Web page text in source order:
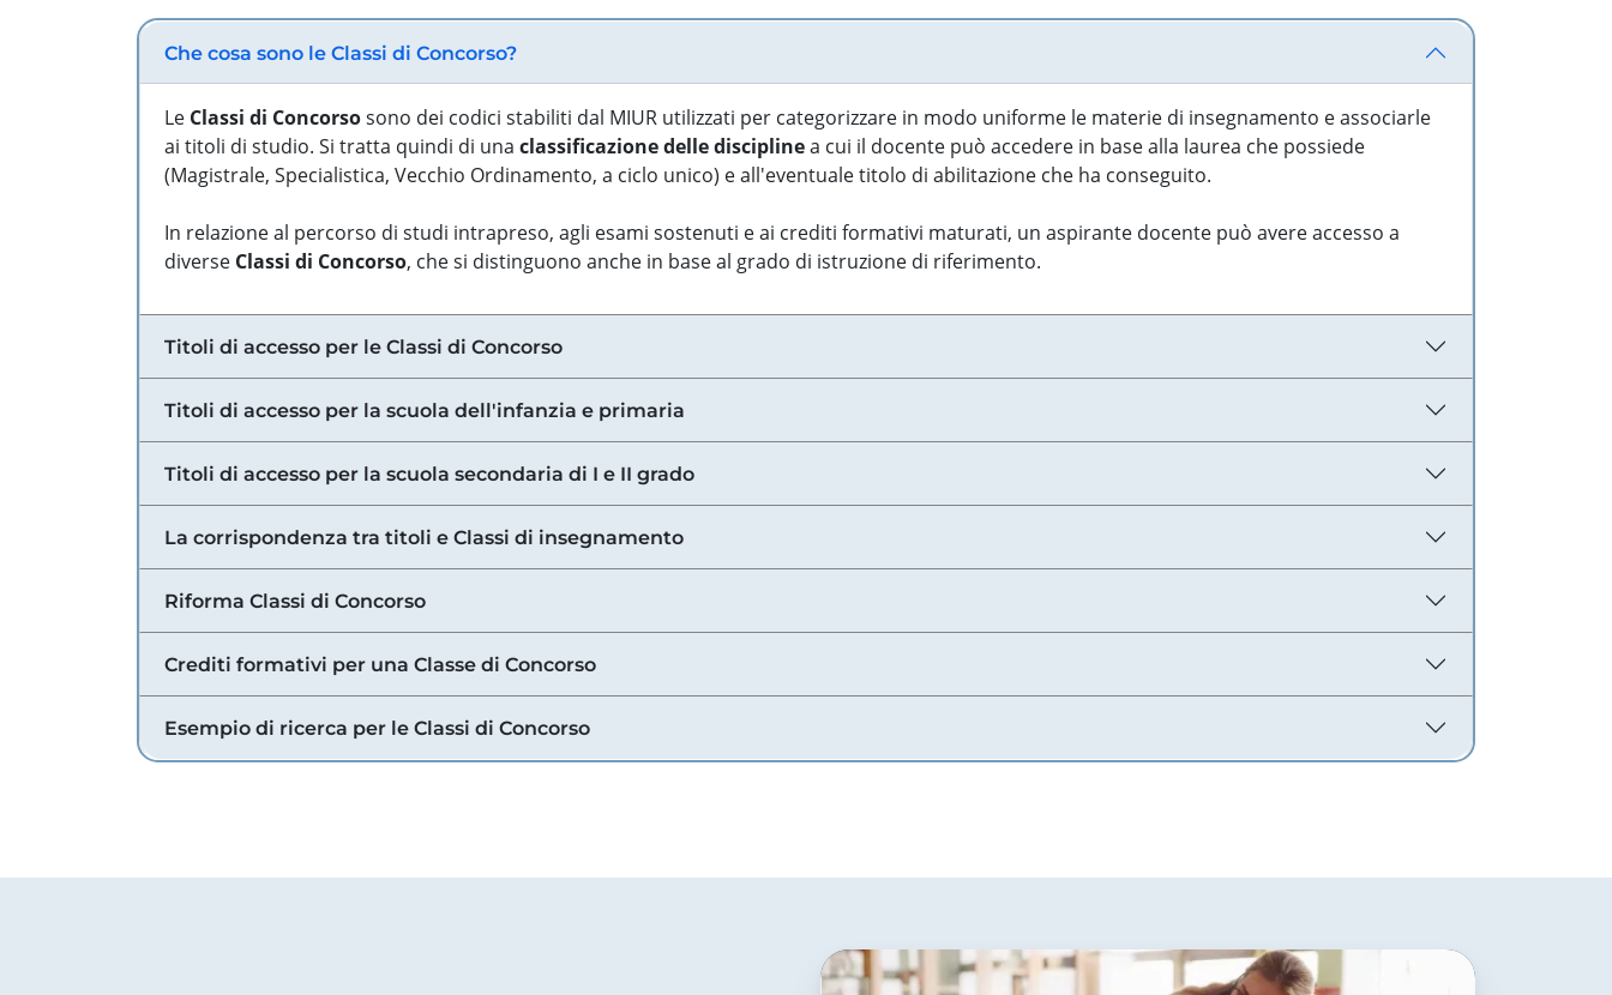
Che cosa sono le Classi di Concorso?
Le Classi di Concorsosono dei codici stabiliti dal MIUR utilizzati per categorizzare in modo uniforme le materie di insegnamento e associarle
ai titoli di studio. Si tratta quindi di una classificazione delle disciplinea cui il docente può accedere in base alla laurea che possiede
(Magistrale, Specialistica, Vecchio Ordinamento, a ciclo unico) e all'eventuale titolo di abilitazione che ha conseguito.
In relazione al percorso di studi intrapreso, agli esami sostenuti e ai crediti formativi maturati, un aspirante docente può avere accesso a
diverse Classi di Concorso, che si distinguono anche in base al grado di istruzione di riferimento.
Titoli di accesso per le Classi di Concorso
Titoli di accesso per la scuola dell'infanzia e primaria
Titoli di accesso per la scuola secondaria di I e II grado
La corrispondenza tra titoli e Classi di insegnamento
Riforma Classi di Concorso
Crediti formativi per una Classe di Concorso
Esempio di ricerca per le Classi di Concorso